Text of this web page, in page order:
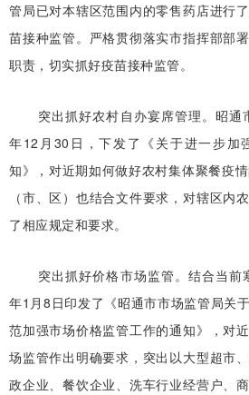
管局已对本辖区范围内的零售药店进行
苗接种监管。严格贯彻落实市指挥部部
职责，切实抓好疫苗接种监管。
突出抓好农村自办宴席管理。昭
年12月30日，下发了《关于进一步加
知》，对近期如何做好农村集体聚餐疫
（市、区）也结合文件要求，对辖区内
了相应规定和要求。
突出抓好价格市场监管。结合当前
年1月8日印发了《昭通市市场监管局关
范加强市场价格监管工作的通知》，对
场监管作出明确要求，突出以大型超市
政企业、餐饮企业、洗车行业经营户、